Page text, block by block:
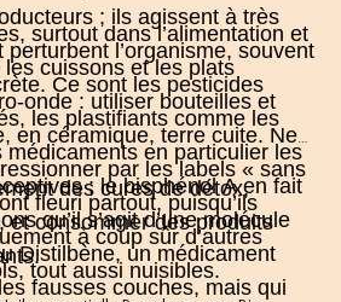
; ils agissent à très
perturbent l’organisme, souvent
Ce sont les pesticides
les plastifiants comme les
médicaments en particulier les
; le bisphénol A en fait
qu’il s’agit d’une molécule
Distilbène, un médicament
fausses couches, mais qui
surtout dans l’alimentation et
cuissons et les plats
onde : utiliser bouteilles et
en céramique, terre cuite. Ne
par les labels « sans
fleuri partout, puisqu’ils
à coup sûr d’autres
tout aussi nuisibles.
des cures de détox,
et consommer des produits